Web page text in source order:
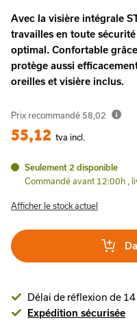
Avec la visière intégrale
travailles en toute
optimal. Confortable
protège aussi
oreilles et visière inclus.
Prix recommandé 58,02
55,12 tva incl.
Seulement 2 disponible
Commandé avant 12:00h ,
Afficher le stock actuel
Délai de réflexion de
Expédition sécurisée